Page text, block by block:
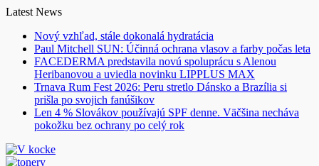
Skip
content
Latest News
Nový vzhľad, stále dokonalá hydratácia
Paul Mitchell SUN: Účinná ochrana vlasov a farby počas leta
FACEDERMA predstavila novú spoluprácu s Alenou
Heribanovou a uviedla novinku LIPPLUS MAX
Trnava Rum Fest 2026: Peru stretlo Dánsko a Brazília si
prišla po svojich fanúšikov
Len 4 % Slovákov používajú SPF denne. Väčšina necháva
pokožku bez ochrany po celý rok